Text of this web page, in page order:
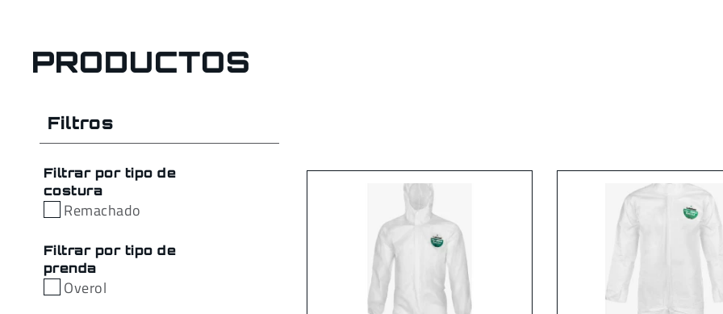
PRODUCTOS
Filtros
Filtrar por tipo de
costura
Remachado
Filtrar por tipo de
prenda
Overol